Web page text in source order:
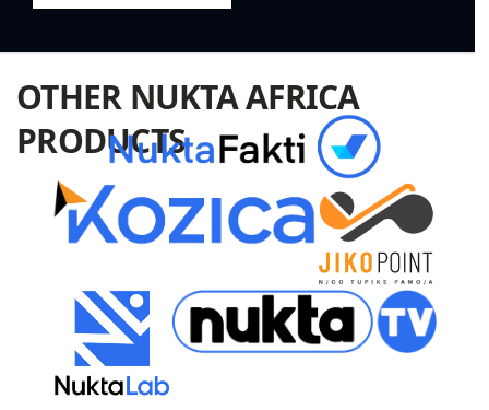
OTHER NUKTA AFRICA
PRODUCTS